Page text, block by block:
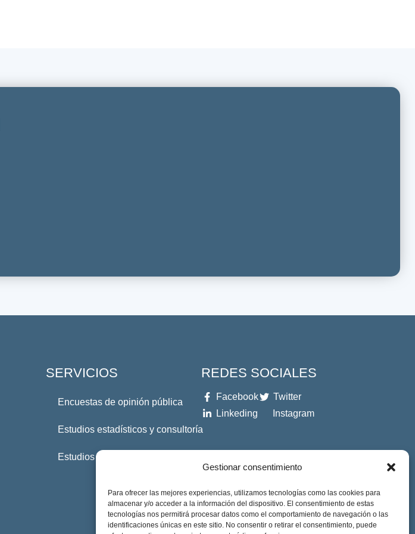
Gestionar consentimiento
Para ofrecer las mejores experiencias, utilizamos tecnologías como las cookies para
almacenar y/o acceder a la información del dispositivo. El consentimiento de estas
tecnologías nos permitirá procesar datos como el comportamiento de navegación o las
identificaciones únicas en este sitio. No consentir o retirar el consentimiento, puede
SERVICIOS
Encuestas de opinión pública
Estudios estadísticos y consultoría
Estudios Profesionales
REDES SOCIALES
Facebook
Twitter
Linkeding
Instagram